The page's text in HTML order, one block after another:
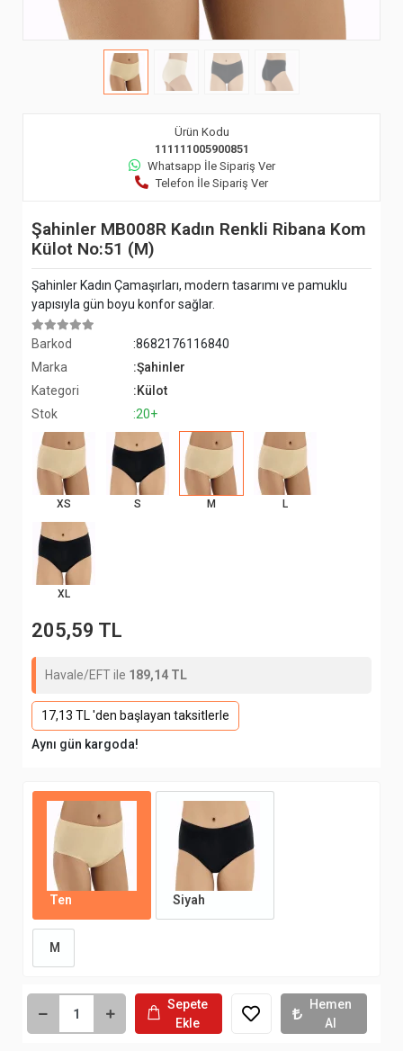
Ürün Kodu
111111005900851
Whatsapp İle Sipariş Ver
Telefon İle Sipariş Ver
Şahinler MB008R Kadın Renkli Ribana Kom
Külot No:51 (M)
Şahinler Kadın Çamaşırları, modern tasarımı ve pamuklu
yapısıyla gün boyu konfor sağlar.
Barkod
:8682176116840
Marka
:Şahinler
Kategori
:Külot
Stok
:20+
XS S M L
XL
205,59 TL
Havale/EFT ile 189,14 TL
17,13 TL 'den başlayan taksitlerle
Aynı gün kargoda!
Ten Siyah
M
Sepete
Ekle
Hemen
Al